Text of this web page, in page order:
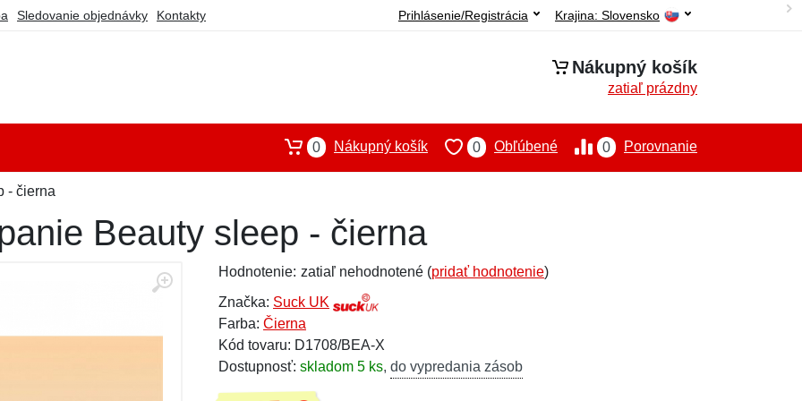
Sledovanie objednávky Kontakty Krajina: Slovensko
Prihlásenie/Registrácia
Nákupný košík
zatiaľ prázdny
0 Porovnanie
0 Obľúbené
0 Nákupný košík
- čierna
Beauty sleep - čierna
Hodnotenie: zatiaľ nehodnotené (pridať hodnotenie)
Značka: Suck UK
Farba: Čierna
Kód tovaru: D1708/BEA-X
Dostupnosť: skladom 5 ks, do vypredania zásob